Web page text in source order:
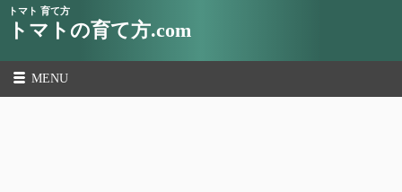
トマト 育て方
トマトの育て方.com
MENU